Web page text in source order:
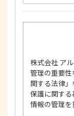
株式会社 ア
管理の重要
関する法律
保護に関す
情報の管理を